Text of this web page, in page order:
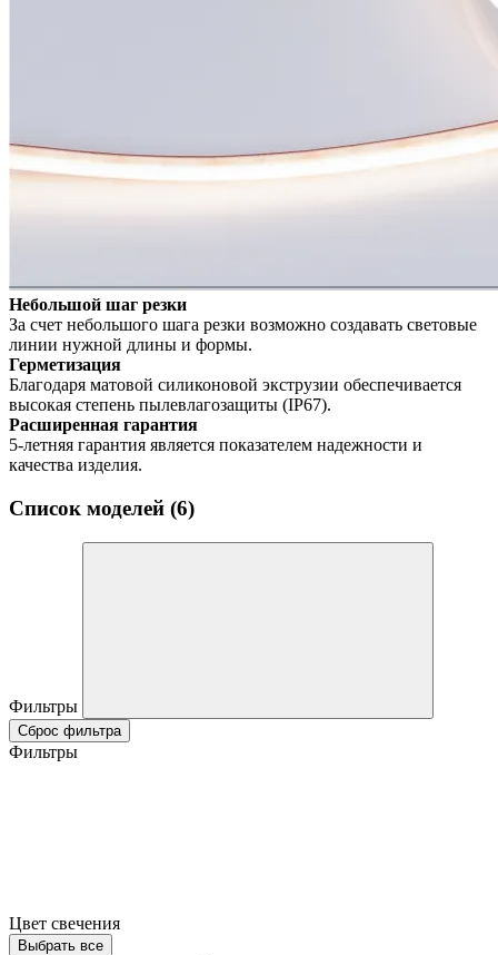
Небольшой шаг резки
За счет небольшого шага резки возможно создавать световые
линии нужной длины и формы.
Герметизация
Благодаря матовой силиконовой экструзии обеспечивается
высокая степень пылевлагозащиты (IP67).
Расширенная гарантия
5-летняя гарантия является показателем надежности и
качества изделия.
Список моделей (6)
Фильтры
Сброс фильтра
Фильтры
Цвет свечения
Выбрать все